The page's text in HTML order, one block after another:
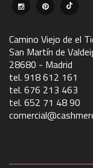
Camino Viejo de el
San Martín de
28680 - Madrid
tel. 918 612 161
tel. 676 213 463
tel. 652 71 48 90